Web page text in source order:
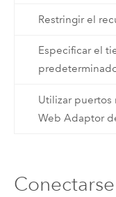
Restringir el
Especificar el
Utilizar puertos
Web Adaptor